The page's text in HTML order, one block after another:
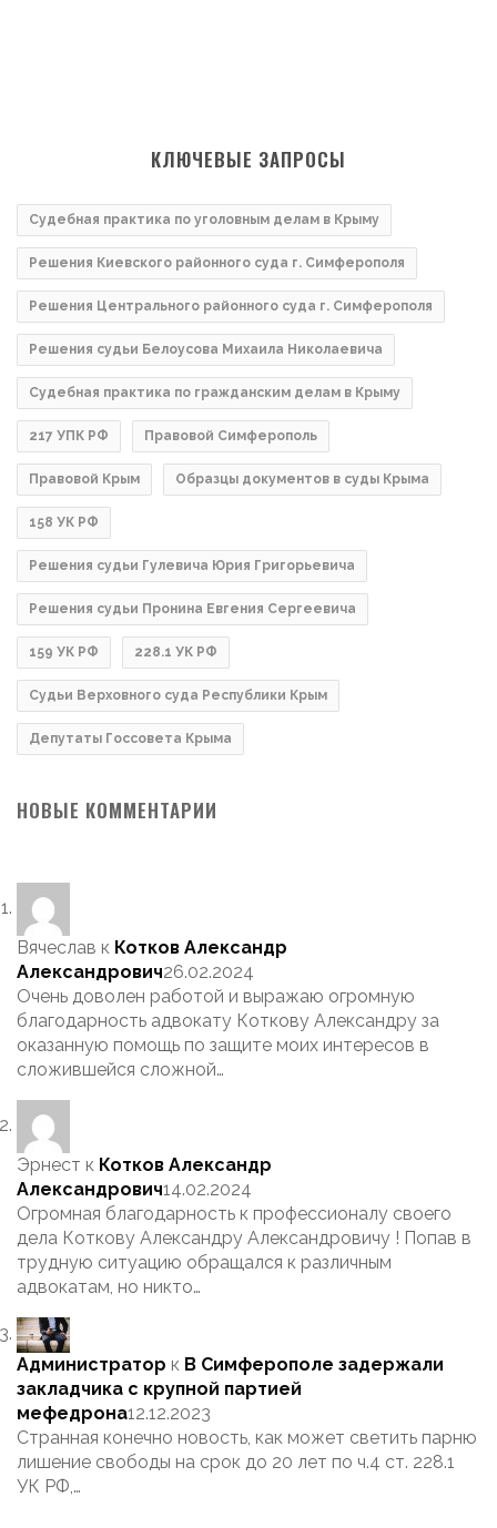
КЛЮЧЕВЫЕ ЗАПРОСЫ
Судебная практика по уголовным делам в Крыму
Решения Киевского районного суда г. Симферополя
Решения Центрального районного суда г. Симферополя
Решения судьи Белоусова Михаила Николаевича
Судебная практика по гражданским делам в Крыму
217 УПК РФ Правовой Симферополь
Правовой Крым Образцы документов в суды Крыма
158 УК РФ
Решения судьи Гулевича Юрия Григорьевича
Решения судьи Пронина Евгения Сергеевича
159 УК РФ 228.1 УК РФ
Судьи Верховного суда Республики Крым
Депутаты Госсовета Крыма
НОВЫЕ КОММЕНТАРИИ
Вячеслав к Котков Александр
Александрович26.02.2024
Очень доволен работой и выражаю огромную
благодарность адвокату Коткову Александру за
оказанную помощь по защите моих интересов в
сложившейся сложной…
Эрнест к Котков Александр
Александрович14.02.2024
Огромная благодарность к профессионалу своего
дела Коткову Александру Александровичу ! Попав в
трудную ситуацию обращался к различным
адвокатам, но никто…
Администратор к В Симферополе задержали
закладчика с крупной партией
мефедрона12.12.2023
Странная конечно новость, как может светить парню
лишение свободы на срок до 20 лет по ч.4 ст. 228.1
УК РФ,…